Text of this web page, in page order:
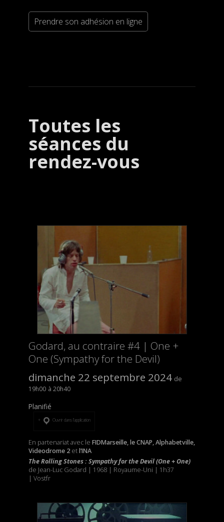
Prendre son adhésion en ligne
Toutes les
séances du
rendez-vous
Godard, au contraire #4 | One +
One (Sympathy for the Devil)
dimanche 22 septembre 2024
19h00 20h40
Planifié
Ouvrir dans l’application
En partenariat avec le FIDMarseille, le CNAP, Alphabetville,
Videodrome 2 etl’INA
The Rolling Stones : Sympathy for the Devil (One + One)
de Jean-Luc Godard | 1968 | Royaume-Uni | 1h37
| Vostfr